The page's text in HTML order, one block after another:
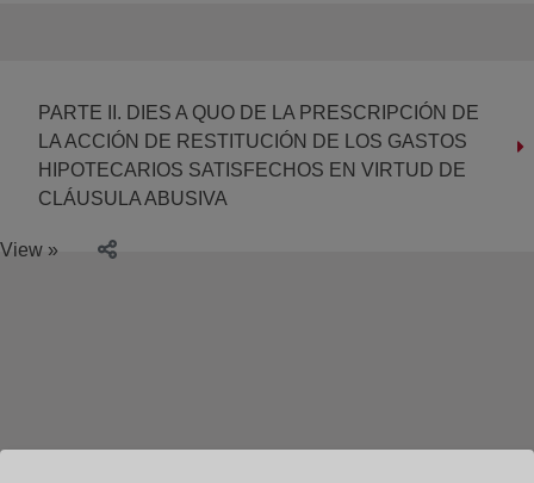
PARTE II. DIES A QUO DE LA PRESCRIPCIÓN DE
LA ACCIÓN DE RESTITUCIÓN DE LOS GASTOS
HIPOTECARIOS SATISFECHOS EN VIRTUD DE
CLÁUSULA ABUSIVA
View »